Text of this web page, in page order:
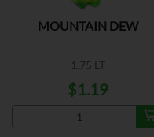
MOUNTAIN DEW
1.75 LT
$1.19